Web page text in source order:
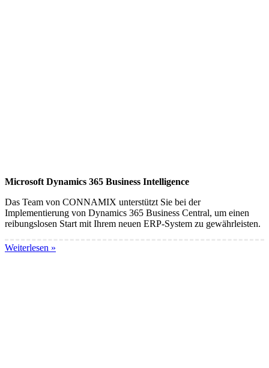
Microsoft Dynamics 365 Business Intelligence
Das Team von CONNAMIX unterstützt Sie bei der
Implementierung von Dynamics 365 Business Central, um einen
reibungslosen Start mit Ihrem neuen ERP-System zu gewährleisten.
Weiterlesen »